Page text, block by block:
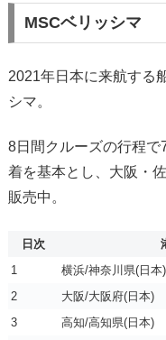
MSCベリッシマ
2021年日本に来航する
シマ。
8日間クルーズの行程で
着を基本とし、大阪・
販売中。
日次
1
横浜/神奈川県(日本)
2
大阪/大阪府(日本)
3
高知/高知県(日本)